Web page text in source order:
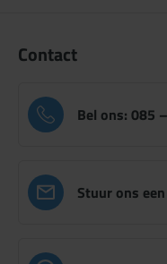
Contact
Bel ons: 085
Stuur ons